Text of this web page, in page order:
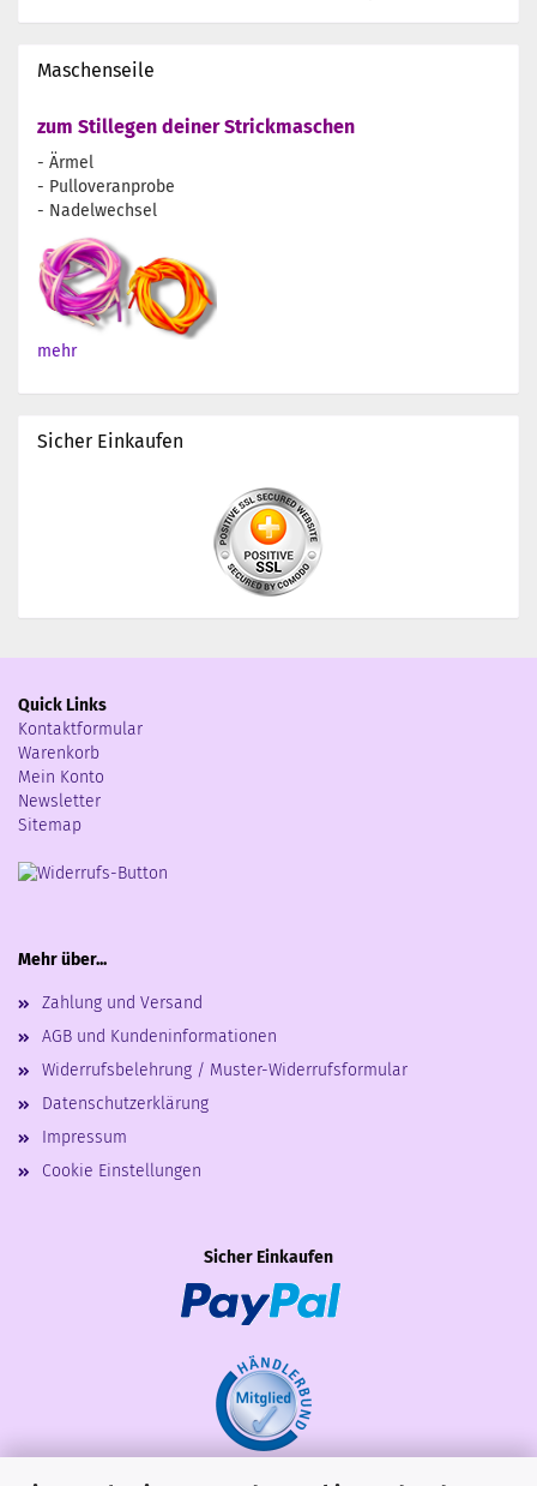
Maschenseile
zum Stillegen deiner Strickmaschen
- Ärmel
- Pulloveranprobe
- Nadelwechsel
mehr
Sicher Einkaufen
Quick Links
Kontaktformular
Warenkorb
Mein Konto
Newsletter
Sitemap
Mehr über...
Zahlung und Versand
AGB und Kundeninformationen
Widerrufsbelehrung / Muster-Widerrufsformular
Datenschutzerklärung
Impressum
Cookie Einstellungen
Sicher Einkaufen